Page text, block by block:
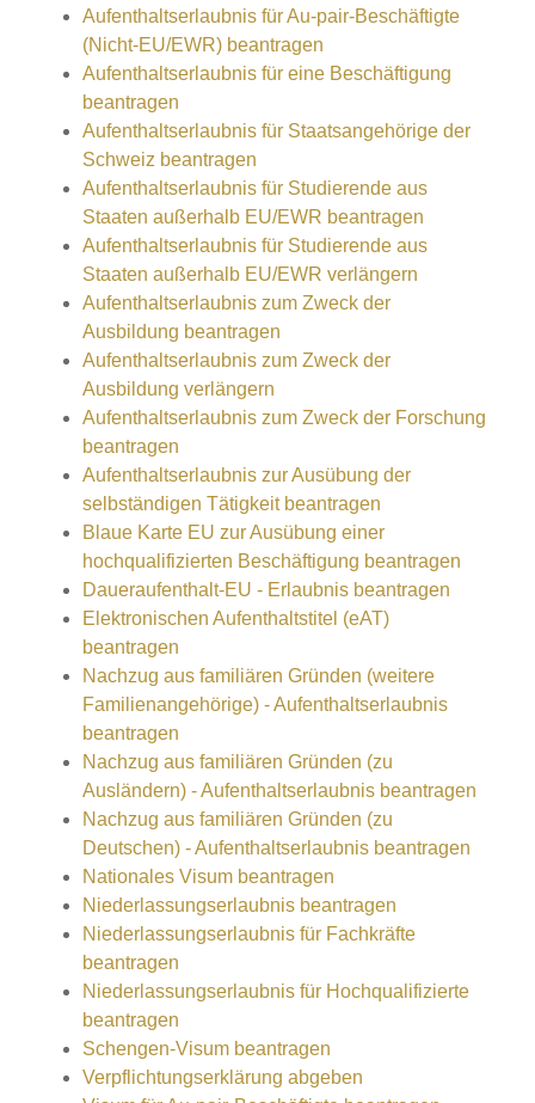
Aufenthaltserlaubnis für Au-pair-Beschäftigte
(Nicht-EU/EWR) beantragen
Aufenthaltserlaubnis für eine Beschäftigung
beantragen
Aufenthaltserlaubnis für Staatsangehörige der
Schweiz beantragen
Aufenthaltserlaubnis für Studierende aus
Staaten außerhalb EU/EWR beantragen
Aufenthaltserlaubnis für Studierende aus
Staaten außerhalb EU/EWR verlängern
Aufenthaltserlaubnis zum Zweck der
Ausbildung beantragen
Aufenthaltserlaubnis zum Zweck der
Ausbildung verlängern
Aufenthaltserlaubnis zum Zweck der Forschung
beantragen
Aufenthaltserlaubnis zur Ausübung der
selbständigen Tätigkeit beantragen
Blaue Karte EU zur Ausübung einer
hochqualifizierten Beschäftigung beantragen
Daueraufenthalt-EU - Erlaubnis beantragen
Elektronischen Aufenthaltstitel (eAT)
beantragen
Nachzug aus familiären Gründen (weitere
Familienangehörige) - Aufenthaltserlaubnis
beantragen
Nachzug aus familiären Gründen (zu
Ausländern) - Aufenthaltserlaubnis beantragen
Nachzug aus familiären Gründen (zu
Deutschen) - Aufenthaltserlaubnis beantragen
Nationales Visum beantragen
Niederlassungserlaubnis beantragen
Niederlassungserlaubnis für Fachkräfte
beantragen
Niederlassungserlaubnis für Hochqualifizierte
beantragen
Schengen-Visum beantragen
Verpflichtungserklärung abgeben